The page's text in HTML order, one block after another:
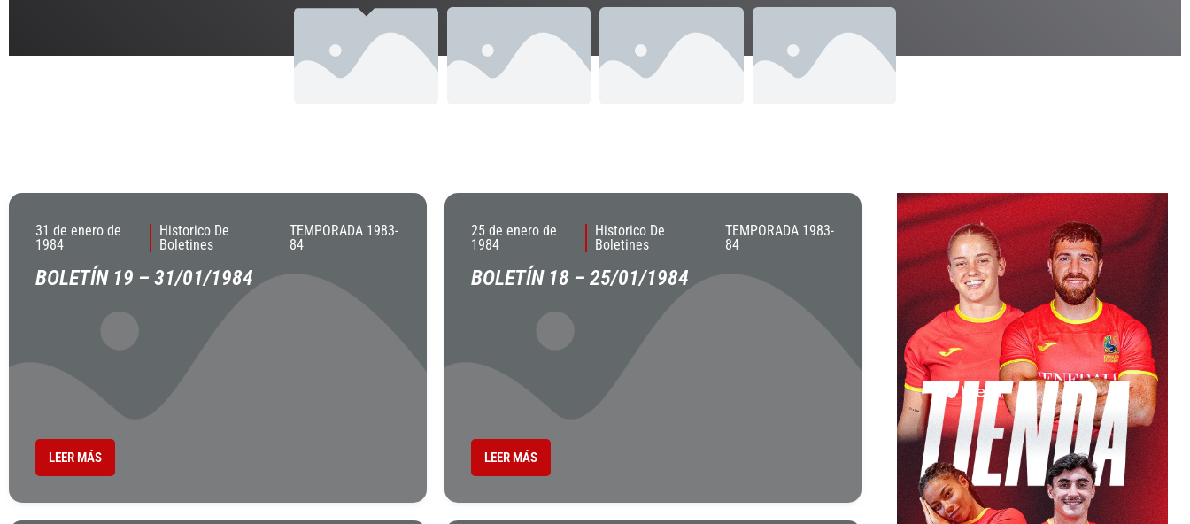
31 de enero de
1984
Historico De
Boletines
TEMPORADA 1983-
84
BOLETÍN 19 – 31/01/1984
LEER MÁS
25 de enero de
1984
Historico De
Boletines
TEMPORADA 1983-
84
BOLETÍN 18 – 25/01/1984
LEER MÁS